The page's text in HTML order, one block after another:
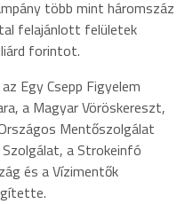
több mint háromszáz
felajánlott felületek
forintot.
Egy Csepp Figyelem
a Magyar Vöröskereszt,
Mentőszolgálat
a Strokeinfó
és a Vízimentők